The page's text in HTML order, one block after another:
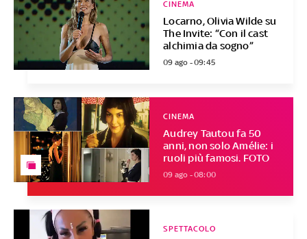
Locarno, Olivia Wilde su
The Invite: “Con il cast
alchimia da sogno”
CINEMA
09 ago - 09:45
Audrey Tautou fa 50
anni, non solo Amélie: i
ruoli più famosi. FOTO
CINEMA
09 ago - 08:00
SPETTACOLO